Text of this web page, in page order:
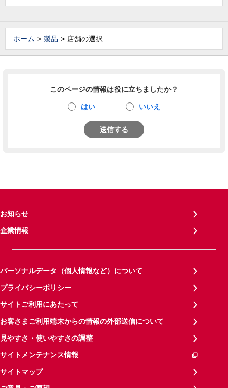
ホーム 製品 店舗の選択
このページの情報は役に立ちましたか？
はい いいえ
送信する
お知らせ
企業情報
パーソナルデータ（個人情報など）について
プライバシーポリシー
サイトご利用にあたって
お客さまご利用端末からの情報の外部送信について
見やすさ・使いやすさの調整
サイトメンテナンス情報
サイトマップ